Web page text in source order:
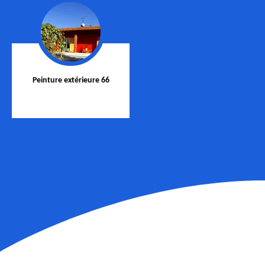
Peinture extérieure 66